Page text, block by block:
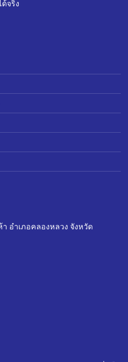
จริง
อำเภอคลองหลวง จังหวัด